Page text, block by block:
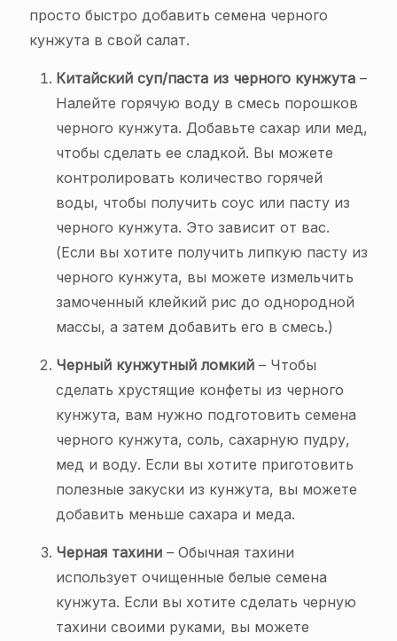
просто быстро добавить семена черного
кунжута в свой салат.
Китайский суп/паста из черного кунжута –
Налейте горячую воду в смесь порошков
черного кунжута. Добавьте сахар или мед,
чтобы сделать ее сладкой. Вы можете
контролировать количество горячей
воды, чтобы получить соус или пасту из
черного кунжута. Это зависит от вас.
(Если вы хотите получить липкую пасту из
черного кунжута, вы можете измельчить
замоченный клейкий рис до однородной
массы, а затем добавить его в смесь.)
Черный кунжутный ломкий – Чтобы
сделать хрустящие конфеты из черного
кунжута, вам нужно подготовить семена
черного кунжута, соль, сахарную пудру,
мед и воду. Если вы хотите приготовить
полезные закуски из кунжута, вы можете
добавить меньше сахара и меда.
Черная тахини – Обычная тахини
использует очищенные белые семена
кунжута. Если вы хотите сделать черную
тахини своими руками, вы можете